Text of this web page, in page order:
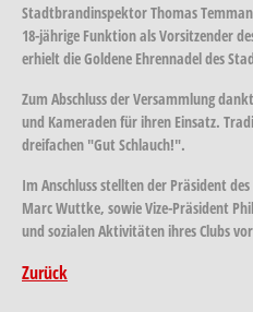
Stadtbrandinspektor Thomas
18-jährige Funktion als Vorsitzender
erhielt die Goldene Ehrennadel des
Zum Abschluss der Versammlung
und Kameraden für ihren Einsatz.
dreifachen "Gut Schlauch!".
Im Anschluss stellten der Präsident
Marc Wuttke, sowie Vize-Präsident
und sozialen Aktivitäten ihres Clubs
Zurück